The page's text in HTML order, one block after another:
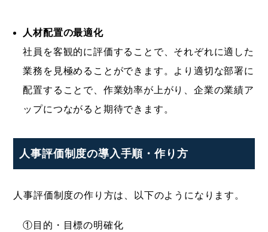
人材配置の最適化
社員を客観的に評価することで、それぞれに適した
業務を見極めることができます。より適切な部署に
配置することで、作業効率が上がり、企業の業績ア
ップにつながると期待できます。
人事評価制度の導入手順・作り方
人事評価制度の作り方は、以下のようになります。
①目的・目標の明確化